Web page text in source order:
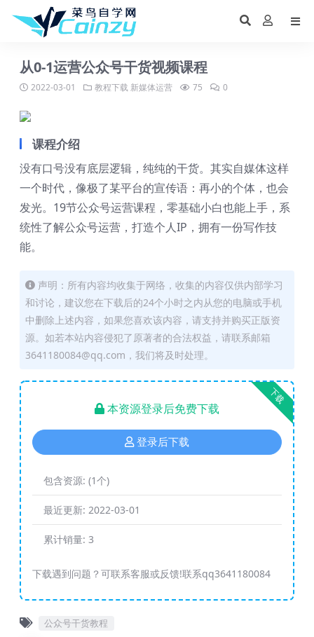
从0-1运营公众号干货视频课程
2022-03-01 教程下载 新媒体运营 75 0
课程介绍
没有口号没有底层逻辑，纯纯的干货。其实自媒体这样
一个时代，像极了某平台的宣传语：再小的个体，也会
发光。19节公众号运营课程，零基础小白也能上手，系
统性了解公众号运营，打造个人IP，拥有一份写作技
能。
声明：所有内容均收集于网络，收集的内容仅供内部学习
和讨论，建议您在下载后的24个小时之内从您的电脑或手机
中删除上述内容，如果您喜欢该内容，请支持并购买正版资
源。如若本站内容侵犯了原著者的合法权益，请联系邮箱
3641180084@qq.com，我们将及时处理。
下载
本资源登录后免费下载
登录后下载
包含资源: (1个)
最近更新: 2022-03-01
累计销量: 3
下载遇到问题？可联系客服或反馈!联系qq3641180084
公众号干货教程